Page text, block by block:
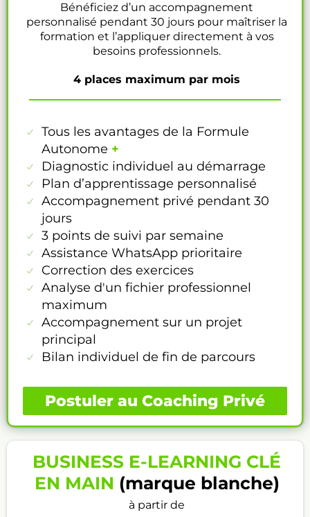
Bénéficiez d’un accompagnement
personnalisé pendant 30 jours pour maîtriser la
formation et l’appliquer directement à vos
besoins professionnels.
4 places maximum par mois
Tous les avantages de la Formule
Autonome +
Diagnostic individuel au démarrage
Plan d’apprentissage personnalisé
Accompagnement privé pendant 30
jours
3 points de suivi par semaine
Assistance WhatsApp prioritaire
Correction des exercices
Analyse d'un fichier professionnel
maximum
Accompagnement sur un projet
principal
Bilan individuel de fin de parcours
Postuler au Coaching Privé
BUSINESS E-LEARNING CLÉ
EN MAIN (marque blanche)
à partir de